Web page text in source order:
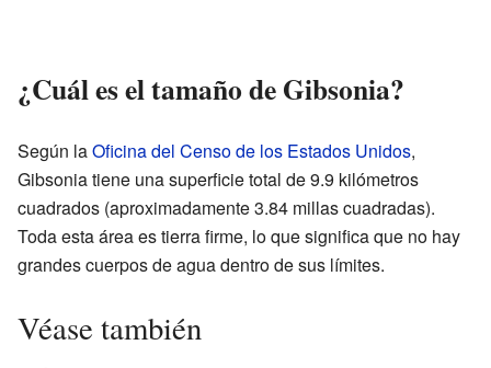
¿Cuál es el tamaño de Gibsonia?
Según laOficina del Censo de los Estados Unidos,
Gibsonia tiene una superficie total de 9.9 kilómetros
cuadrados (aproximadamente 3.84 millas cuadradas).
Toda esta área es tierra firme, lo que significa que no hay
grandes cuerpos de agua dentro de sus límites.
Véase también